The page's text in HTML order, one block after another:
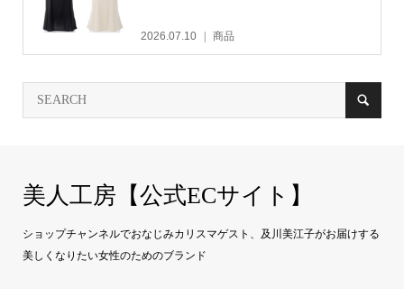
2026.07.10 商品
美人工房【公式ECサイト】
ショップチャンネルでおなじみカリスマゲスト、及川美江子がお届けする
美しくなりたい女性のためのブランド